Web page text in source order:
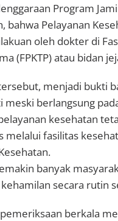
Program
bahwa Pelayanan
oleh dokter di
(FPKTP) atau bidan
menjadi bukti
berlangsung
kesehatan
melalui fasilitas
banyak
secara rutin
berkala